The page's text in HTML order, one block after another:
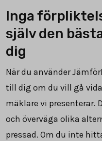
Inga
själv den
dig
När du använder
till dig om du vill gå
mäklare vi
och överväga olika
pressad. Om du inte